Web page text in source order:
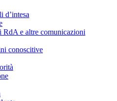
d’intesa
RdA e altre comunicazioni
conoscitive